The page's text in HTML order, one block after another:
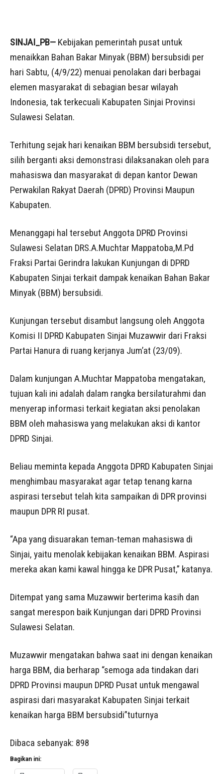
SINJAI_PB— Kebijakan pemerintah pusat untuk
menaikkan Bahan Bakar Minyak (BBM) bersubsidi per
hari Sabtu, (4/9/22) menuai penolakan dari berbagai
elemen masyarakat di sebagian besar wilayah
Indonesia, tak terkecuali Kabupaten Sinjai Provinsi
Sulawesi Selatan.
Terhitung sejak hari kenaikan BBM bersubsidi tersebut,
silih berganti aksi demonstrasi dilaksanakan oleh para
mahasiswa dan masyarakat di depan kantor Dewan
Perwakilan Rakyat Daerah (DPRD) Provinsi Maupun
Kabupaten.
Menanggapi hal tersebut Anggota DPRD Provinsi
Sulawesi Selatan DRS.A.Muchtar Mappatoba,M.Pd
Fraksi Partai Gerindra lakukan Kunjungan di DPRD
Kabupaten Sinjai terkait dampak kenaikan Bahan Bakar
Minyak (BBM) bersubsidi.
Kunjungan tersebut disambut langsung oleh Anggota
Komisi II DPRD Kabupaten Sinjai Muzawwir dari Fraksi
Partai Hanura di ruang kerjanya Jum’at (23/09).
Dalam kunjungan A.Muchtar Mappatoba mengatakan,
tujuan kali ini adalah dalam rangka bersilaturahmi dan
menyerap informasi terkait kegiatan aksi penolakan
BBM oleh mahasiswa yang melakukan aksi di kantor
DPRD Sinjai.
Beliau meminta kepada Anggota DPRD Kabupaten Sinjai
menghimbau masyarakat agar tetap tenang karna
aspirasi tersebut telah kita sampaikan di DPR provinsi
maupun DPR RI pusat.
“Apa yang disuarakan teman-teman mahasiswa di
Sinjai, yaitu menolak kebijakan kenaikan BBM. Aspirasi
mereka akan kami kawal hingga ke DPR Pusat,” katanya.
Ditempat yang sama Muzawwir berterima kasih dan
sangat merespon baik Kunjungan dari DPRD Provinsi
Sulawesi Selatan.
Muzawwir mengatakan bahwa saat ini dengan kenaikan
harga BBM, dia berharap “semoga ada tindakan dari
DPRD Provinsi maupun DPRD Pusat untuk mengawal
aspirasi dari masyarakat Kabupaten Sinjai terkait
kenaikan harga BBM bersubsidi”tuturnya
Dibaca sebanyak: 898
Bagikan ini: